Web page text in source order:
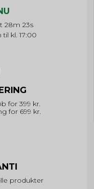
28m 22s
kl. 17:00
for 399 kr.
for 699 kr.
produkter